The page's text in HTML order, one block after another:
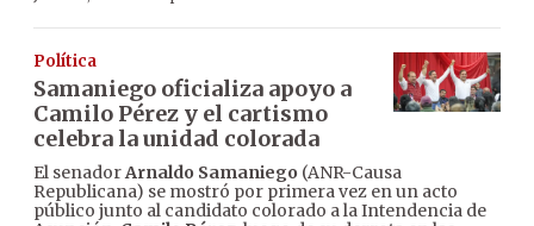
Política
Samaniego oficializa apoyo a
Camilo Pérez y el cartismo
celebra la unidad colorada
El senadorArnaldo Samaniego (ANR-Causa
Republicana) se mostró por primera vez en un acto
público junto al candidato colorado a la Intendencia de